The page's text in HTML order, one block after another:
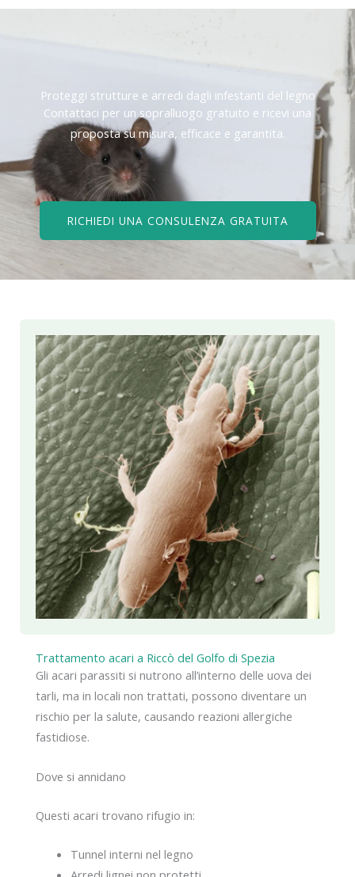
Proteggi strutture e arredi dagli infestanti del legno
Contattaci per un sopralluogo gratuito e ricevi una
proposta su misura, efficace e garantita.
RICHIEDI UNA CONSULENZA GRATUITA
Trattamento acari a Riccò del Golfo di Spezia
Gli acari parassiti si nutrono all’interno delle uova dei
tarli, ma in locali non trattati, possono diventare un
rischio per la salute, causando reazioni allergiche
fastidiose.
Dove si annidano
Questi acari trovano rifugio in:
Tunnel interni nel legno